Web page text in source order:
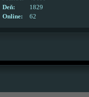
Online: 62
Deň:
1829